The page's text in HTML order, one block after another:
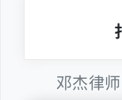
邓杰律